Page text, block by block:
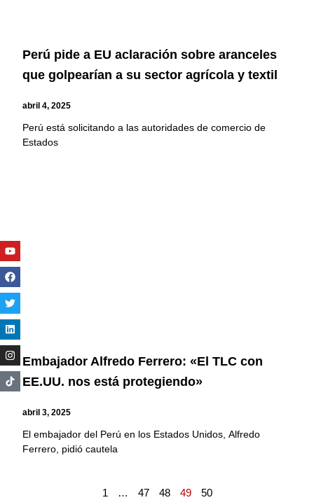
Perú pide a EU aclaración sobre aranceles
que golpearían a su sector agrícola y textil
abril 4, 2025
Perú está solicitando a las autoridades de comercio de
Estados
Embajador Alfredo Ferrero: «El TLC con
EE.UU. nos está protegiendo»
abril 3, 2025
El embajador del Perú en los Estados Unidos, Alfredo
Ferrero, pidió cautela
1 … 47 48 49 50
Youtube
Facebook
Twitter
Linkedin
Instagram